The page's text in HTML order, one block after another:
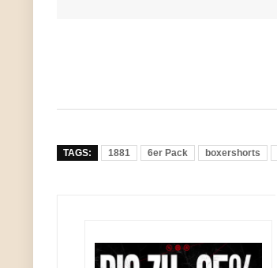
TAGS: 1881 6er Pack boxershorts